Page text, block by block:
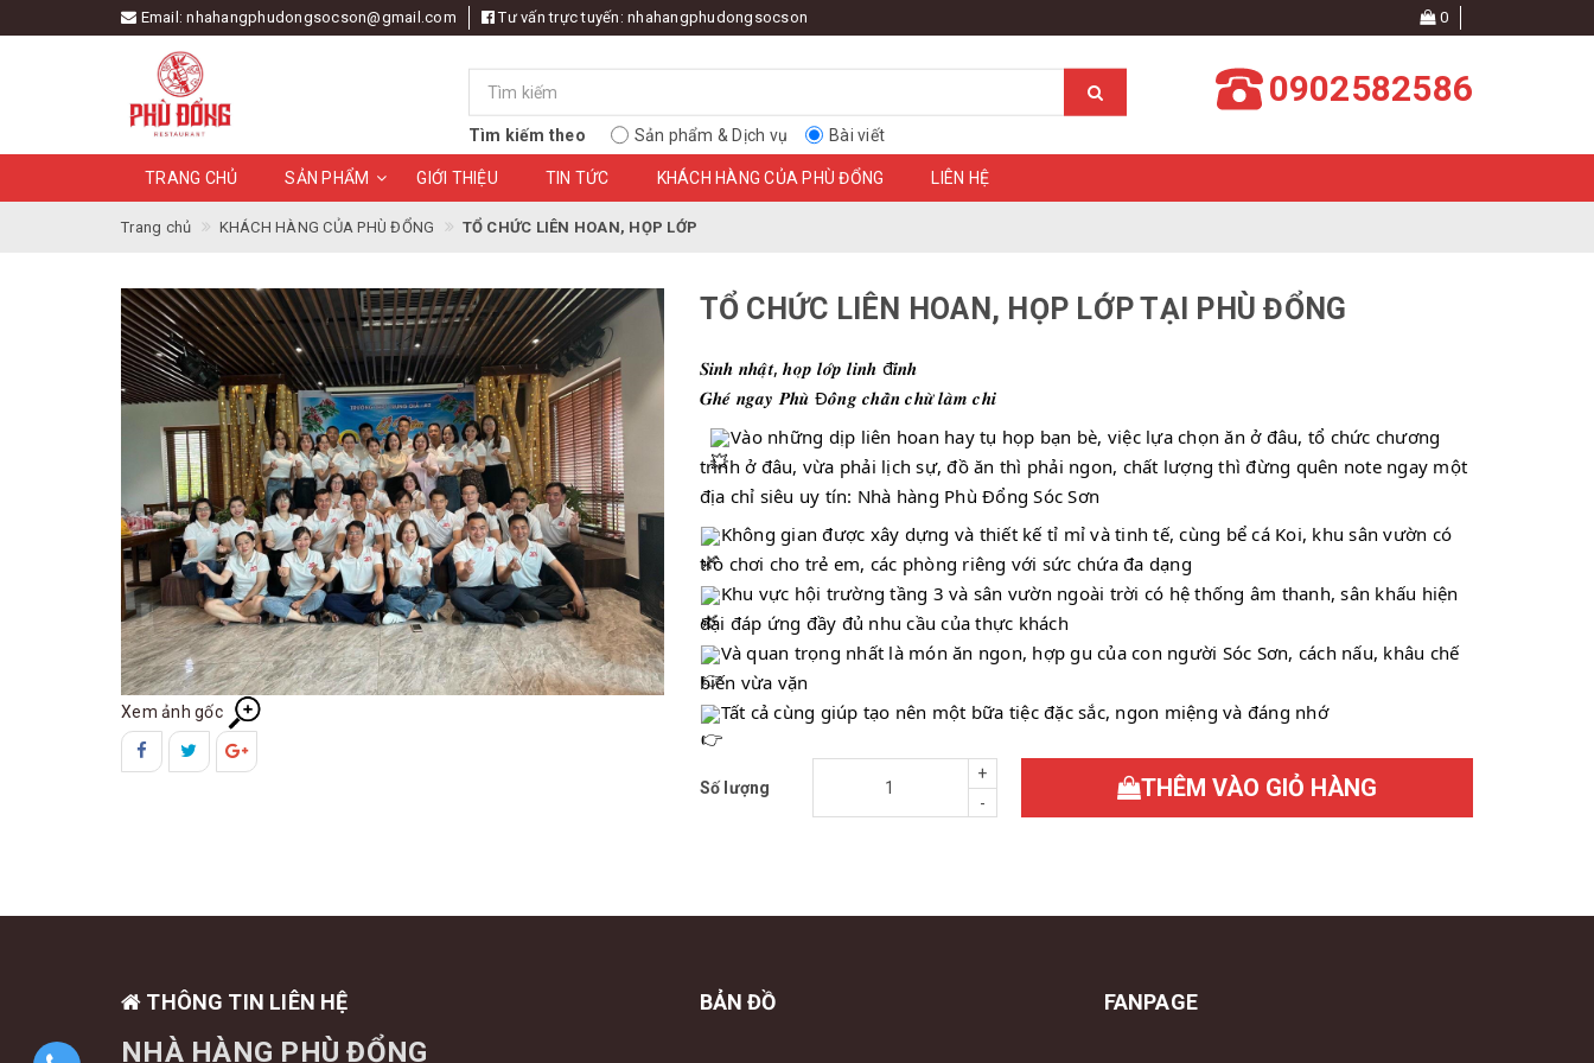
Email:nhahangphudongsocson@gmail.com Tư vấn trực tuyến: nhahangphudongsocson 0
Tìm kiếm theo Sản phẩm & Dịch vụ Bài viết
0902582586
TRANG CHỦ SẢN PHẨM GIỚI THIỆU TIN TỨC KHÁCH HÀNG CỦA PHÙ ĐỔNG LIÊN HỆ
Trang chủ KHÁCH HÀNG CỦA PHÙ ĐỔNG TỔ CHỨC LIÊN HOAN, HỌP LỚP
Xem ảnh gốc
TỔ CHỨC LIÊN HOAN, HỌP LỚP TẠI PHÙ ĐỔNG
𝑺𝒊𝒏𝒉 𝒏𝒉𝒂̣̂𝒕, 𝒉𝒐̣𝒑 𝒍𝒐̛́𝒑 𝒍𝒊𝒏𝒉 đ𝒊̀𝒏𝒉
𝑮𝒉𝒆́ 𝒏𝒈𝒂𝒚 𝑷𝒉𝒖̀ Đ𝒐̂̉𝒏𝒈 𝒄𝒉𝒂̂̀𝒏 𝒄𝒉𝒖̛̀ 𝒍𝒂̀𝒎 𝒄𝒉𝒊
Vào những dịp liên hoan hay tụ họp bạn bè, việc lựa chọn ăn ở đâu, tổ chức chương
trình ở đâu, vừa phải lịch sự, đồ ăn thì phải ngon, chất lượng thì đừng quên note ngay một
địa chỉ siêu uy tín: Nhà hàng Phù Đổng Sóc Sơn
Không gian được xây dựng và thiết kế tỉ mỉ và tinh tế, cùng bể cá Koi, khu sân vườn có
trò chơi cho trẻ em, các phòng riêng với sức chứa đa dạng
Khu vực hội trường tầng 3 và sân vườn ngoài trời có hệ thống âm thanh, sân khấu hiện
đại đáp ứng đầy đủ nhu cầu của thực khách
Và quan trọng nhất là món ăn ngon, hợp gu của con người Sóc Sơn, cách nấu, khâu chế
biến vừa vặn
Tất cả cùng giúp tạo nên một bữa tiệc đặc sắc, ngon miệng và đáng nhớ
Số lượng
-
+ THÊM VÀO GIỎ HÀNG
THÔNG TIN LIÊN HỆ
NHÀ HÀNG PHÙ ĐỔNG
BẢN ĐỒ FANPAGE